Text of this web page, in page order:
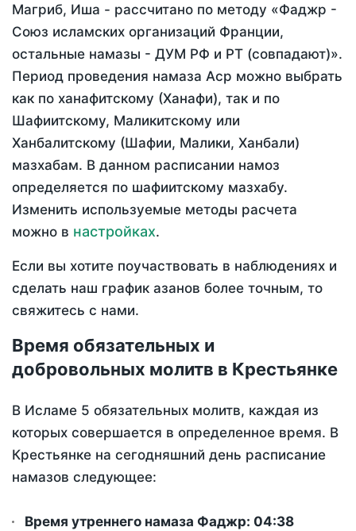
Магриб, Иша - рассчитано по методу «Фаджр -
Союз исламских организаций Франции,
остальные намазы - ДУМ РФ и РТ (совпадают)».
Период проведения намаза Аср можно выбрать
как по ханафитскому (Ханафи), так и по
Шафиитскому, Маликитскому или
Ханбалитскому (Шафии, Малики, Ханбали)
мазхабам. В данном расписании намоз
определяется по шафиитскому мазхабу.
Изменить используемые методы расчета
можно в настройках.
Если вы хотите поучаствовать в наблюдениях и
сделать наш график азанов более точным, то
свяжитесь с нами.
Время обязательных и
добровольных молитв в Крестьянке
В Исламе 5 обязательных молитв, каждая из
которых совершается в определенное время. В
Крестьянке на сегодняшний день расписание
намазов следующее:
Время утреннего намаза Фаджр: 04:38